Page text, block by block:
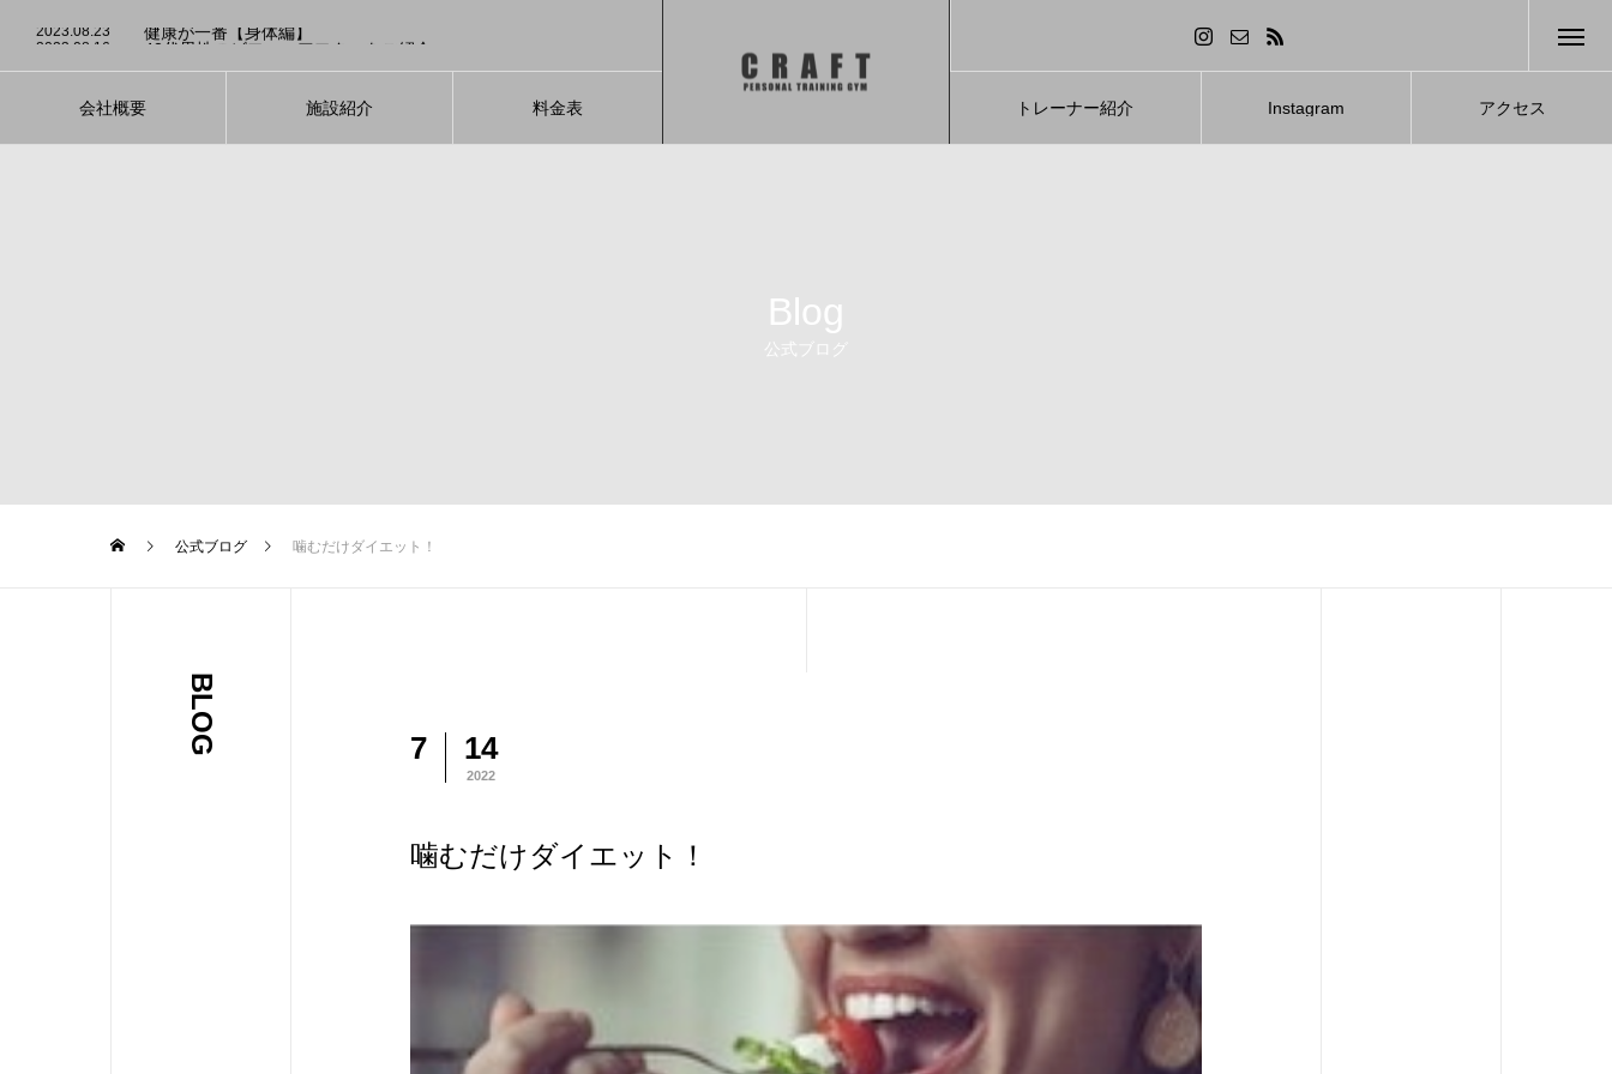
会社概要 施設紹介 料金表 トレーナー紹介 Instagram アクセス
2023.08.16 40代男性のビフォーアフターをご紹介
2023.08.4 適切な睡眠を心がけて【ダイエット】
2023.08.23 健康が一番【身体編】
Blog
公式ブログ
公式ブログ 噛むだけダイエット！
BLOG 7 14
2022
噛むだけダイエット！